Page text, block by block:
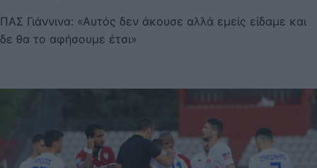
ΠΑΣ Γιάννινα: «Αυτός δεν άκουσε αλλά εμείς είδαμε και
δε θα το αφήσουμε έτσι»